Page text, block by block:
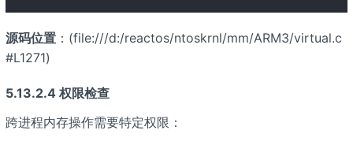
源码位置： (file:///d:/reactos/ntoskrnl/mm/ARM3/virtual.c
#L1271)
5.13.2.4 权限检查
跨进程内存操作需要特定权限：